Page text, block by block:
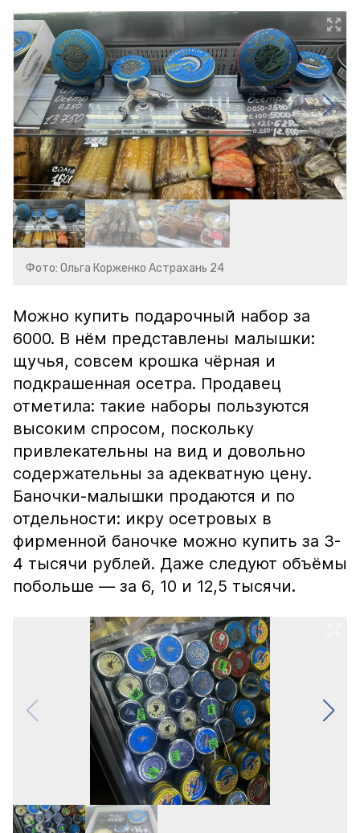
Фото: Ольга Корженко Астрахань 24
Можно купить подарочный набор за
6000. В нём представлены малышки:
щучья, совсем крошка чёрная и
подкрашенная осетра. Продавец
отметила: такие наборы пользуются
высоким спросом, поскольку
привлекательны на вид и довольно
содержательны за адекватную цену.
Баночки-малышки продаются и по
отдельности: икру осетровых в
фирменной баночке можно купить за 3-
4 тысячи рублей. Даже следуют объёмы
побольше — за 6, 10 и 12,5 тысячи.